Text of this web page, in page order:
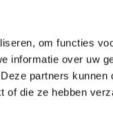
om functies
informatie over uw
partners kunnen
of die ze hebben
Inlijsten